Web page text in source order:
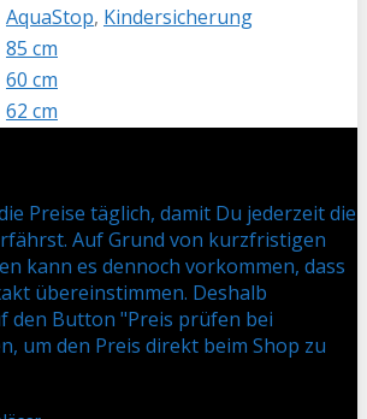
AquaStop, Kindersicherung
85 cm
60 cm
62 cm
Preise täglich, damit Du jederzeit die
Auf Grund von kurzfristigen
kann es dennoch vorkommen, dass
übereinstimmen. Deshalb
den Button "Preis prüfen bei
um den Preis direkt beim Shop zu